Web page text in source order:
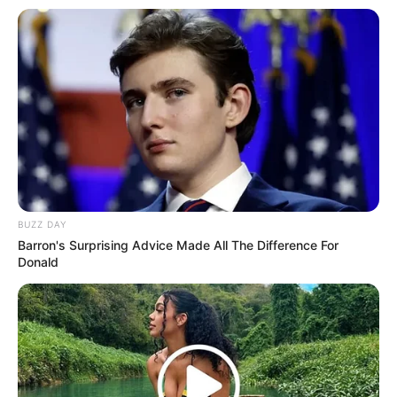
(foto: instagram/nuest_official)
BUZZ DAY
Barron's Surprising Advice Made All The Difference For
Donald